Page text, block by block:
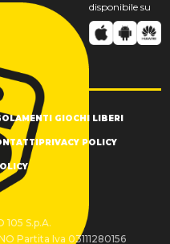
disponibile su
GIOCHI LIBERI
PRIVACY POLICY
105 S.p.A.
Partita Iva 03111280156